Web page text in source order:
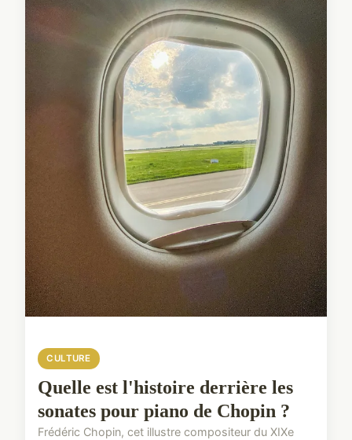
CULTURE
Quelle est l'histoire derrière les
sonates pour piano de Chopin ?
Frédéric Chopin, cet illustre compositeur du XIXe